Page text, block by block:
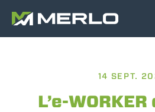
14 SEPT.
L’e-